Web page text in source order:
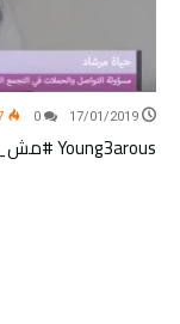
17/01/2019
Young3arous #مش_قبل_ال١٨